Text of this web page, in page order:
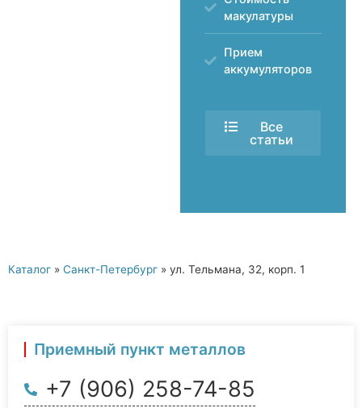
макулатуры
Прием
аккумуляторов
Все
статьи
Каталог » Санкт-Петербург » ул. Тельмана, 32, корп. 1
Приемный пункт металлов
+7 (906) 258-74-85